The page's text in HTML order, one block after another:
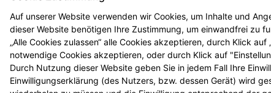
Wohlbefinden durch Fitness
Auf unserer Website verwenden wir Cookies, um Inhalte und
dieser Website benötigen Ihre Zustimmung, um einwandfrei zu
„Alle Cookies zulassen“ alle Cookies akzeptieren, durch Klick
notwendige Cookies akzeptieren, oder durch Klick auf
Durch Nutzung dieser Website geben Sie in jedem Fall Ihre
Einwilligungserklärung (des Nutzers, bzw. dessen Gerät) wird